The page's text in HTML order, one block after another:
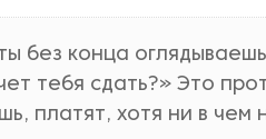
без конца
тебя сдать?» Это
платят, хотя ни в чем